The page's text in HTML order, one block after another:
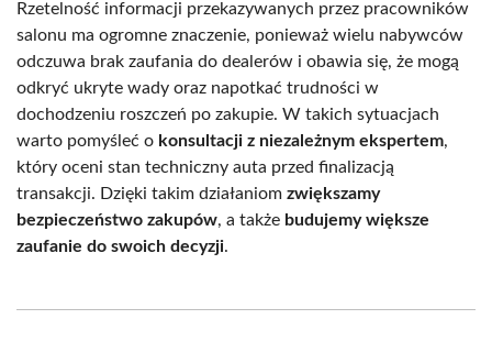
Rzetelność informacji przekazywanych przez pracowników
salonu ma ogromne znaczenie, ponieważ wielu nabywców
odczuwa brak zaufania do dealerów i obawia się, że mogą
odkryć ukryte wady oraz napotkać trudności w
dochodzeniu roszczeń po zakupie. W takich sytuacjach
warto pomyśleć o konsultacji z niezależnym ekspertem,
który oceni stan techniczny auta przed finalizacją
transakcji. Dzięki takim działaniom zwiększamy
bezpieczeństwo zakupów, a także budujemy większe
zaufanie do swoich decyzji.